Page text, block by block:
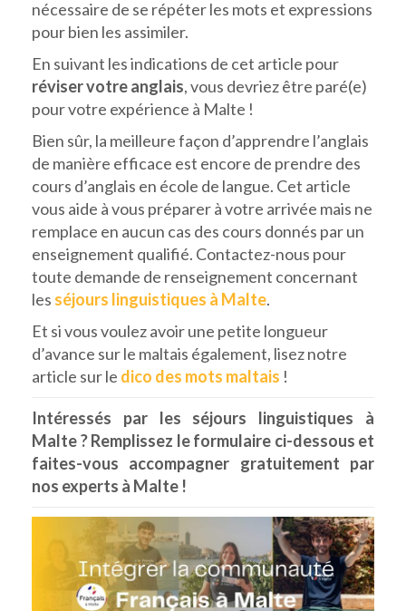
nécessaire de se répéter les mots et expressions
pour bien les assimiler.
En suivant les indications de cet article pour
réviser votre anglais, vous devriez être paré(e)
pour votre expérience à Malte !
Bien sûr, la meilleure façon d’apprendre l’anglais
de manière efficace est encore de prendre des
cours d’anglais en école de langue. Cet article
vous aide à vous préparer à votre arrivée mais ne
remplace en aucun cas des cours donnés par un
enseignement qualifié. Contactez-nous pour
toute demande de renseignement concernant
les séjours linguistiques à Malte.
Et si vous voulez avoir une petite longueur
d’avance sur le maltais également, lisez notre
article sur le dico des mots maltais !
Intéressés par les séjours linguistiques à
Malte ? Remplissez le formulaire ci-dessous et
faites-vous accompagner gratuitement par
nos experts à Malte !